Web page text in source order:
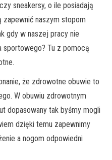
sneakersy, o ile posiadają
naszym stopom
gdy w naszej pracy nie
sportowego? Tu z pomocą
że zdrowotne obuwie to
W obuwiu zdrowotnym
dopasowany tak byśmy mogli
dzięki temu zapewnimy
a nogom odpowiedni